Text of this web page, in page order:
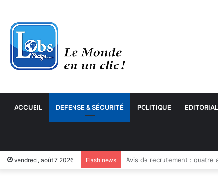
ACCUEIL DEFENSE & SÉCURITÉ POLITIQUE EDITORIAL
vendredi, août 7 2026 Flash news Côte d’Ivoire : Hervé